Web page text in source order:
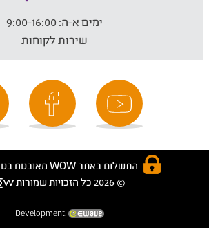
ימים א-ה:
שירות לקוחות
התשלום באתר WOW מאובטח בטכנולוגית SSL
© 2026 כל הזכויות שמורות
Development: